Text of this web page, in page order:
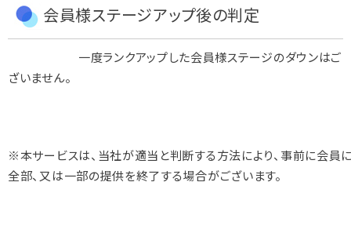
会員様ステージアップ後の判定
一度ランクアップした会員様ステージのダウンはご
ざいません。
※本サービスは、当社が適当と判断する方法により、事前に会員
全部、又は一部の提供を終了する場合がございます。